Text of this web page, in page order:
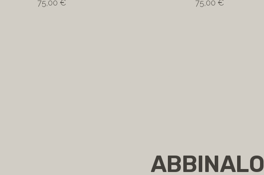
75,00 €
75,00 €
ABBINALO